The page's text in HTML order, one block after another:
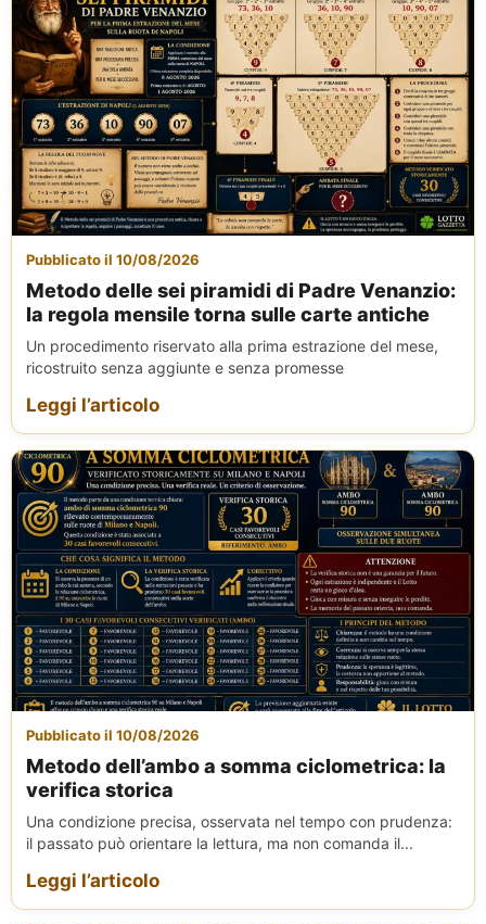
Pubblicato il 10/08/2026
Metodo delle sei piramidi di Padre Venanzio:
la regola mensile torna sulle carte antiche
Un procedimento riservato alla prima estrazione del mese,
ricostruito senza aggiunte e senza promesse
Leggi l’articolo
Pubblicato il 10/08/2026
Metodo dell’ambo a somma ciclometrica: la
verifica storica
Una condizione precisa, osservata nel tempo con prudenza:
il passato può orientare la lettura, ma non comanda il...
Leggi l’articolo